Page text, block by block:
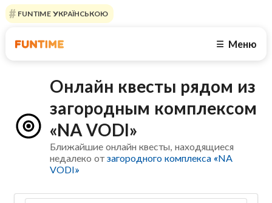
FUNTIME УКРАЇНСЬКОЮ
☰ Меню
Онлайн квесты рядом из
загородным комплексом
«NA VODI»
Ближайшие онлайн квесты, находящиеся
недалеко отзагородного комплекса «NA
VODI»